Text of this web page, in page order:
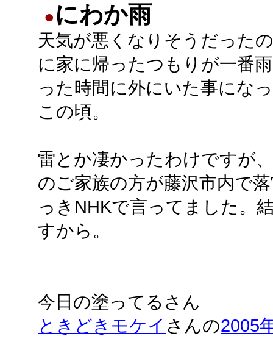
●にわか雨
天気が悪くなりそうだった
に家に帰ったつもりが一番
った時間に外にいた事にな
この頃。
雷とか凄かったわけですが
のご家族の方が藤沢市内で
っきNHKで言ってました。
すから。
今日の塗ってるさん
ときどきモケイ さんの2005